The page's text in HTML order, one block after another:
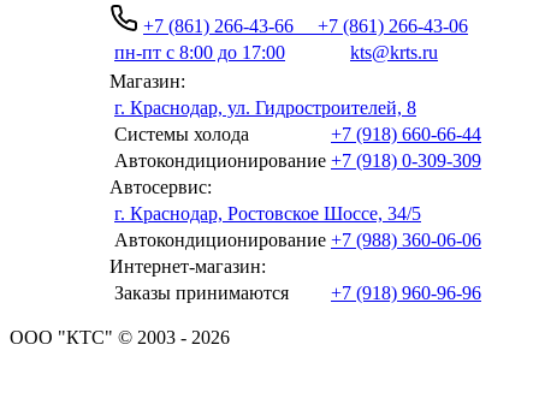
+7 (861) 266-43-66
+7 (861) 266-43-06
пн-пт с 8:00 до 17:00
kts@krts.ru
Магазин:
г. Краснодар, ул. Гидростроителей, 8
Системы холода
+7 (918) 660-66-44
Автокондиционирование +7 (918) 0-309-309
Автосервис:
г. Краснодар, Ростовское Шоссе, 34/5
Автокондиционирование +7 (988) 360-06-06
Интернет-магазин:
Заказы принимаются
+7 (918) 960-96-96
ООО "КТС" © 2003 - 2026